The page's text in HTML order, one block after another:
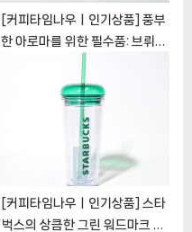
[커피타임나우ㅣ인기상품] 풍부
한 아로마를 위한 필수품: 브뤼스
타 아티산 스토브 탑케틀 – 커피
애호가의 이상적 선택
[CoffeeTimeNOWㅣ추천상
품]
[커피타임나우ㅣ인기상품] 스타
벅스의 상큼한 그린 워드마크 폼